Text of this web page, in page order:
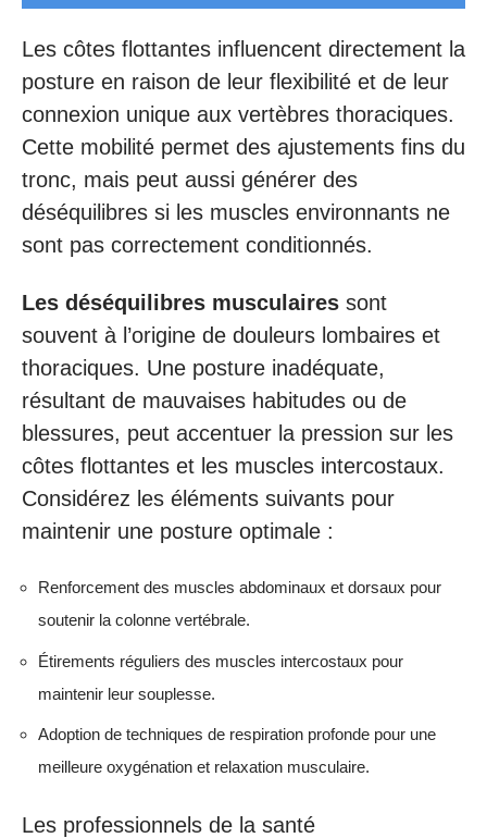
Les côtes flottantes influencent directement la
posture en raison de leur flexibilité et de leur
connexion unique aux vertèbres thoraciques.
Cette mobilité permet des ajustements fins du
tronc, mais peut aussi générer des
déséquilibres si les muscles environnants ne
sont pas correctement conditionnés.
Les déséquilibres musculaires sont
souvent à l’origine de douleurs lombaires et
thoraciques. Une posture inadéquate,
résultant de mauvaises habitudes ou de
blessures, peut accentuer la pression sur les
côtes flottantes et les muscles intercostaux.
Considérez les éléments suivants pour
maintenir une posture optimale :
Renforcement des muscles abdominaux et dorsaux pour
soutenir la colonne vertébrale.
Étirements réguliers des muscles intercostaux pour
maintenir leur souplesse.
Adoption de techniques de respiration profonde pour une
meilleure oxygénation et relaxation musculaire.
Les professionnels de la santé